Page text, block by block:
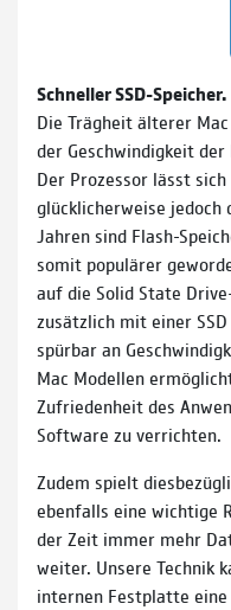
Schneller SSD-Speicher.
Die Trägheit älterer
der Geschwindigkeit
Der Prozessor lässt
glücklicherweise
Jahren sind Flash-
somit populärer
auf die Solid State
zusätzlich mit einer
spürbar an
Mac Modellen
Zufriedenheit des
Software zu verrichten.
Zudem spielt
ebenfalls eine wichtige
der Zeit immer mehr
weiter. Unsere Technik
internen Festplatte